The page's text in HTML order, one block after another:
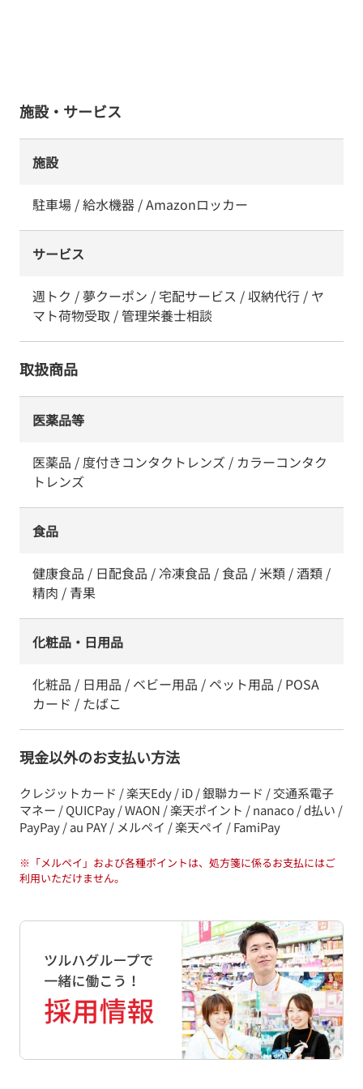
施設・サービス
施設
駐車場 / 給水機器 / Amazonロッカー
サービス
週トク / 夢クーポン / 宅配サービス / 収納代行 / ヤ
マト荷物受取 / 管理栄養士相談
取扱商品
医薬品等
医薬品 / 度付きコンタクトレンズ / カラーコンタク
トレンズ
食品
健康食品 / 日配食品 / 冷凍食品 / 食品 / 米類 / 酒類 /
精肉 / 青果
化粧品・日用品
化粧品 / 日用品 / ベビー用品 / ペット用品 / POSA
カード / たばこ
現金以外のお支払い方法
クレジットカード / 楽天Edy / iD / 銀聯カード / 交通系電子
マネー / QUICPay / WAON / 楽天ポイント / nanaco / d払い /
PayPay / au PAY / メルペイ / 楽天ペイ / FamiPay
※ 「メルペイ」および各種ポイントは、処方箋に係るお支払にはご
利用いただけません。